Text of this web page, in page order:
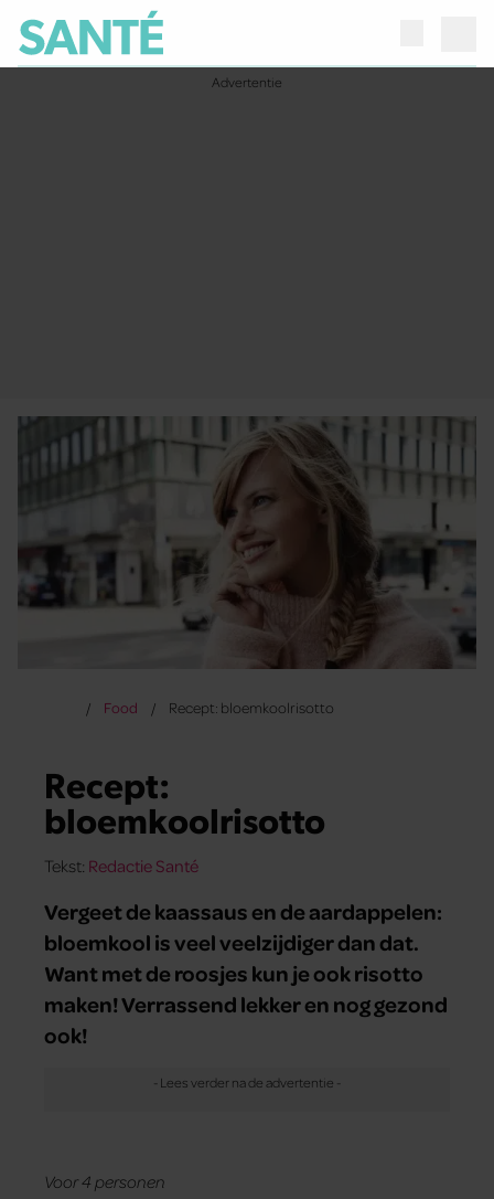
Food Recept: bloemkoolrisotto
Recept:
bloemkoolrisotto
Tekst: Redactie Santé
Vergeet de kaassaus en de aardappelen:
bloemkool is veel veelzijdiger dan dat.
Want met de roosjes kun je ook risotto
maken! Verrassend lekker en nog gezond
ook!
Voor 4 personen